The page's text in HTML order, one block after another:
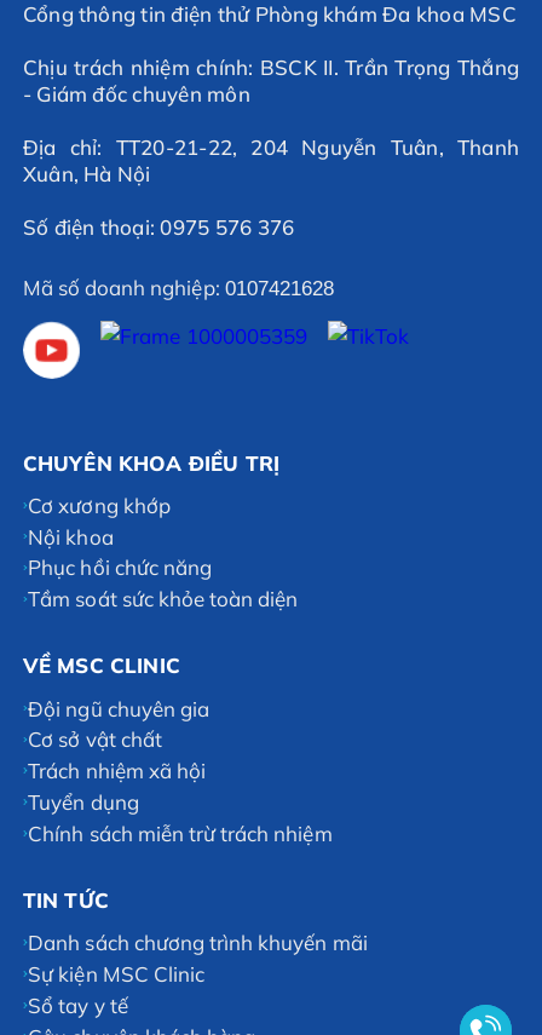
Cổng thông tin điện thử Phòng khám Đa khoa MSC
Chịu trách nhiệm chính: BSCK II. Trần Trọng Thắng
- Giám đốc chuyên môn
Địa chỉ: TT20-21-22, 204 Nguyễn Tuân, Thanh
Xuân, Hà Nội
Số điện thoại: 0975 576 376
Mã số doanh nghiệp: 0107421628
CHUYÊN KHOA ĐIỀU TRỊ
Cơ xương khớp
Nội khoa
Phục hồi chức năng
Tầm soát sức khỏe toàn diện
VỀ MSC CLINIC
Đội ngũ chuyên gia
Cơ sở vật chất
Trách nhiệm xã hội
Tuyển dụng
Chính sách miễn trừ trách nhiệm
TIN TỨC
Danh sách chương trình khuyến mãi
Sự kiện MSC Clinic
Sổ tay y tế